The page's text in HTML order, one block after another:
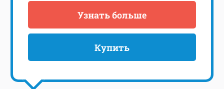
Узнать больше
Купить